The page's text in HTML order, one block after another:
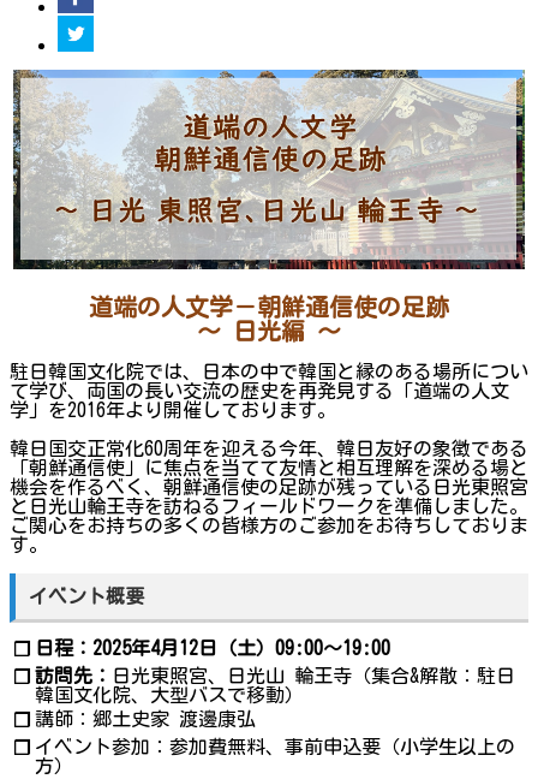
道端の人文学－朝鮮通信使の足跡
～ 日光編 ～
駐日韓国文化院では、日本の中で韓国と縁のある場所につい
て学び、両国の長い交流の歴史を再発見する「道端の人文
学」を2016年より開催しております。
韓日国交正常化60周年を迎える今年、韓日友好の象徴である
「朝鮮通信使」に焦点を当てて友情と相互理解を深める場と
機会を作るべく、朝鮮通信使の足跡が残っている日光東照宮
と日光山輪王寺を訪ねるフィールドワークを準備しました。
ご関心をお持ちの多くの皆様方のご参加をお待ちしておりま
す。
イベント概要
❐
日程：2025年4月12日（土）09:00～19:00
❐ 訪問先： 日光東照宮、日光山 輪王寺（集合&解散：駐日
韓国文化院、大型バスで移動）
❐ 講師：郷土史家 渡邊康弘
❐ イベント参加：参加費無料、事前申込要（小学生以上の
方）